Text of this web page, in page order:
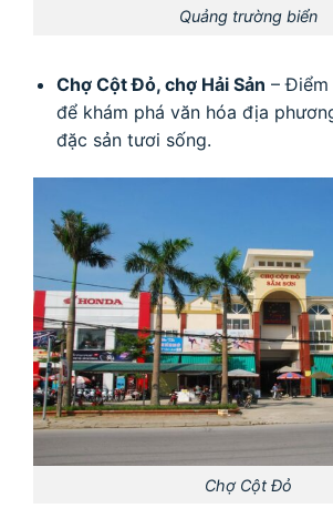
Quảng trường biển
Chợ Cột Đỏ, chợ Hải Sản –
để khám phá văn hóa địa
đặc sản tươi sống.
Chợ Cột Đỏ